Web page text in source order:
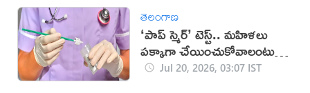
తెలంగాణ
‘పాప్ స్మెర్’ టెస్ట్.. మహిళలు
పక్కాగా చేయించుకోవాలంటున్న
వైద్యులుJul 20, 2026, 03:07 IST